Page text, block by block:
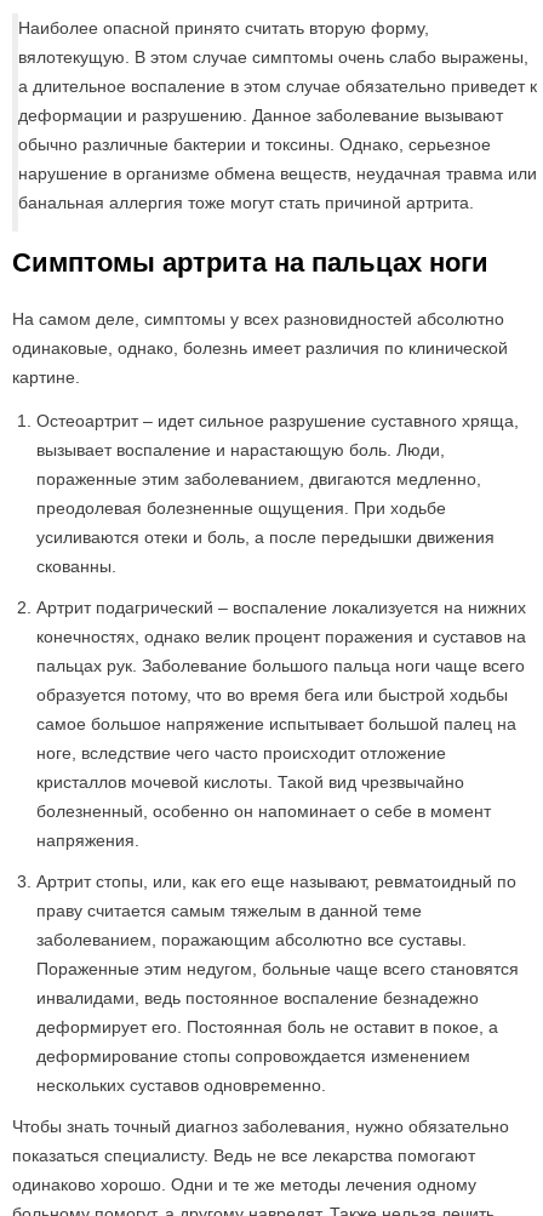
Наиболее опасной принято считать вторую форму,
вялотекущую. В этом случае симптомы очень слабо выражены,
а длительное воспаление в этом случае обязательно приведет к
деформации и разрушению. Данное заболевание вызывают
обычно различные бактерии и токсины. Однако, серьезное
нарушение в организме обмена веществ, неудачная травма или
банальная аллергия тоже могут стать причиной артрита.
Симптомы артрита на пальцах ноги
На самом деле, симптомы у всех разновидностей абсолютно
одинаковые, однако, болезнь имеет различия по клинической
картине.
Остеоартрит – идет сильное разрушение суставного хряща,
вызывает воспаление и нарастающую боль. Люди,
пораженные этим заболеванием, двигаются медленно,
преодолевая болезненные ощущения. При ходьбе
усиливаются отеки и боль, а после передышки движения
скованны.
Артрит подагрический – воспаление локализуется на нижних
конечностях, однако велик процент поражения и суставов на
пальцах рук. Заболевание большого пальца ноги чаще всего
образуется потому, что во время бега или быстрой ходьбы
самое большое напряжение испытывает большой палец на
ноге, вследствие чего часто происходит отложение
кристаллов мочевой кислоты. Такой вид чрезвычайно
болезненный, особенно он напоминает о себе в момент
напряжения.
Артрит стопы, или, как его еще называют, ревматоидный по
праву считается самым тяжелым в данной теме
заболеванием, поражающим абсолютно все суставы.
Пораженные этим недугом, больные чаще всего становятся
инвалидами, ведь постоянное воспаление безнадежно
деформирует его. Постоянная боль не оставит в покое, а
деформирование стопы сопровождается изменением
нескольких суставов одновременно.
Чтобы знать точный диагноз заболевания, нужно обязательно
показаться специалисту. Ведь не все лекарства помогают
одинаково хорошо. Одни и те же методы лечения одному